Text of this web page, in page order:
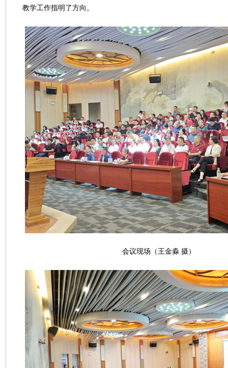
教学工作指明了方向。
会议现场（王金淼 摄）